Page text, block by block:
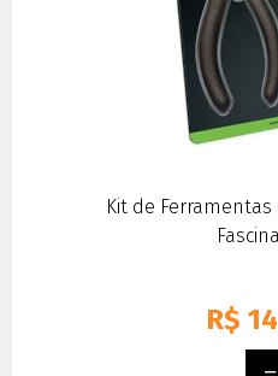
Kit de
R$